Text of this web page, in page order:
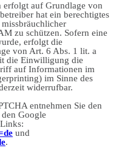
erfolgt auf Grundlage von
hat ein berechtigtes
missbräuchlicher
zu schützen. Sofern eine
erfolgt die
von Art. 6 Abs. 1 lit. a
die Einwilligung die
auf Informationen im
im Sinne des
widerrufbar.
entnehmen Sie den
Google
und
.